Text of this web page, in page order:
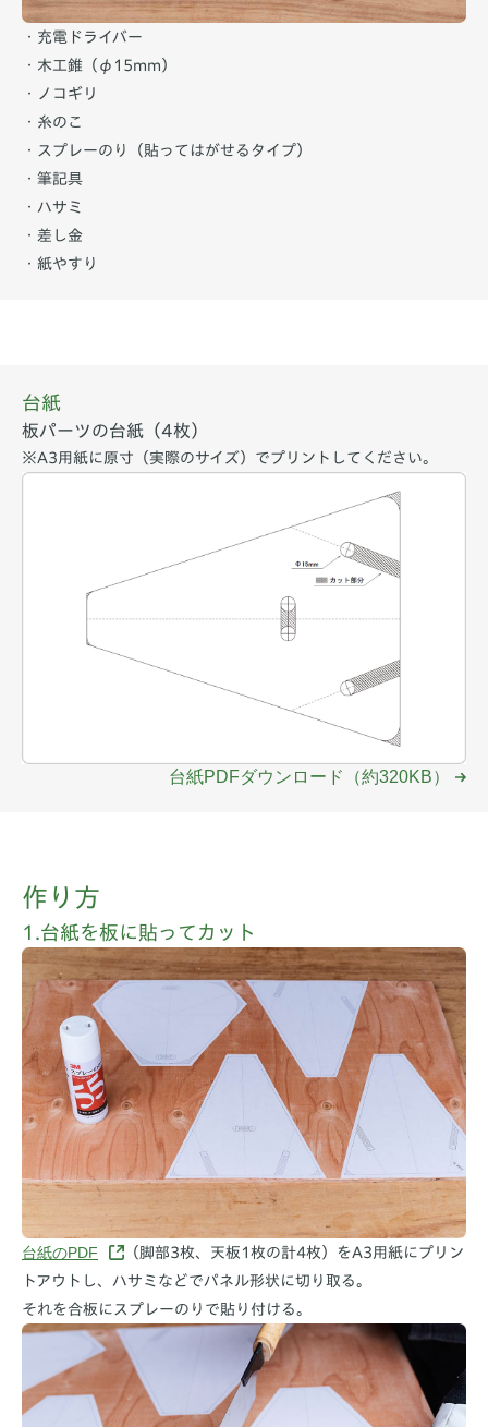
・充電ドライバー
・木工錐（φ15mm）
・ノコギリ
・糸のこ
・スプレーのり（貼ってはがせるタイプ）
・筆記具
・ハサミ
・差し金
・紙やすり
台紙
板パーツの台紙（4枚）
※A3用紙に原寸（実際のサイズ）でプリントしてください。
台紙PDFダウンロード（約320KB）
作り方
1.台紙を板に貼ってカット
台紙のPDF
（脚部3枚、天板1枚の計4枚）をA3用紙にプリン
トアウトし、ハサミなどでパネル形状に切り取る。
それを合板にスプレーのりで貼り付ける。